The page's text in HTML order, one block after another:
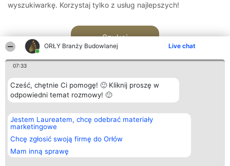
ORŁY Branży Budowlanej Live chat
07:33
Cześć, chętnie Ci pomogę! 🙂 Kliknij proszę w
odpowiedni temat rozmowy! 🙂
Jestem Laureatem, chcę odebrać materiały
marketingowe
Chcę zgłosić swoją firmę do Orłów
Mam inną sprawę
wyszukiwarkę. Korzystaj tylko z usług najlepszych!
Szukaj
Organizator plebiscytu
Bright Side Solutions sp. z o.
o. sp. k.
ul. Ruska 22
Wrocław 50-079
KRS 0000749100 | Regon
381313360 | NIP 8943132676
Plebiscyt
Laureaci
wszystkich
Laureatów
Regulamin
Kontakt
Kontakt